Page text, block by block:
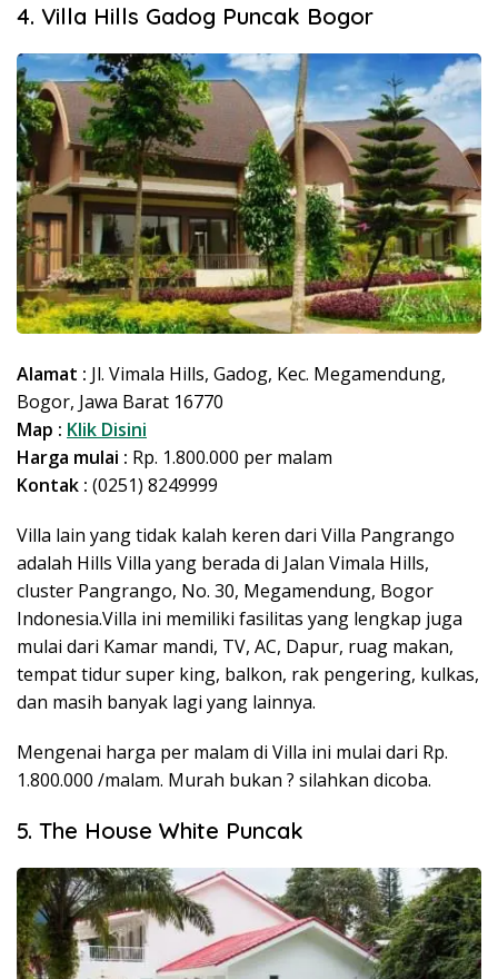
4. Villa Hills Gadog Puncak Bogor
Alamat : Jl. Vimala Hills, Gadog, Kec. Megamendung,
Bogor, Jawa Barat 16770
Map : Klik Disini
Harga mulai : Rp. 1.800.000 per malam
Kontak : (0251) 8249999
Villa lain yang tidak kalah keren dari Villa Pangrango
adalah Hills Villa yang berada di Jalan Vimala Hills,
cluster Pangrango, No. 30, Megamendung, Bogor
Indonesia.Villa ini memiliki fasilitas yang lengkap juga
mulai dari Kamar mandi, TV, AC, Dapur, ruag makan,
tempat tidur super king, balkon, rak pengering, kulkas,
dan masih banyak lagi yang lainnya.
Mengenai harga per malam di Villa ini mulai dari Rp.
1.800.000 /malam. Murah bukan ? silahkan dicoba.
5. The House White Puncak